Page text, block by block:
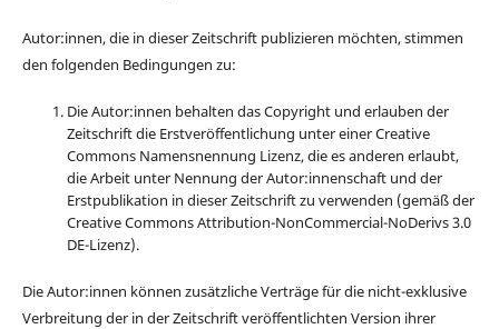
Autor:innen, die in dieser Zeitschrift publizieren möchten, stimmen
den folgenden Bedingungen zu:
Die Autor:innen behalten das Copyright und erlauben der
Zeitschrift die Erstveröffentlichung unter einer Creative
Commons Namensnennung Lizenz, die es anderen erlaubt,
die Arbeit unter Nennung der Autor:innenschaft und der
Erstpublikation in dieser Zeitschrift zu verwenden (gemäß der
Creative Commons Attribution-NonCommercial-NoDerivs 3.0
DE-Lizenz).
Die Autor:innen können zusätzliche Verträge für die nicht-exklusive
Verbreitung der in der Zeitschrift veröffentlichten Version ihrer